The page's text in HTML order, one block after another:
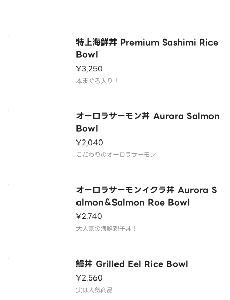
特上海鮮丼 Premium Sashimi Rice
Bowl
¥3,250
本まぐろ入り！
オーロラサーモン丼 Aurora Salmon
Bowl
¥2,040
こだわりのオーロラサーモン
オーロラサーモンイクラ丼 Aurora S
almon＆Salmon Roe Bowl
¥2,740
大人気の海鮮親子丼！
鰻丼 Grilled Eel Rice Bowl
¥2,560
実は人気商品